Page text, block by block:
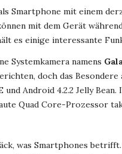
Smartphone mit einem
mit dem Gerät
es einige interessante
Systemkamera namens
doch das
Android 4.2.2 Jelly
Quad Core-Prozessor
was Smartphones